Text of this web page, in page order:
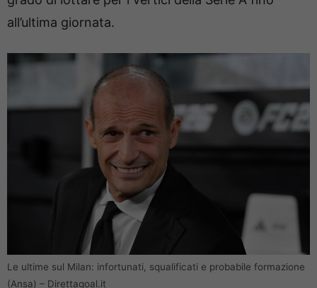
all’ultima giornata.
Le ultime sul Milan: infortunati, squalificati e probabile formazione
(Ansa) – Direttagoal.it